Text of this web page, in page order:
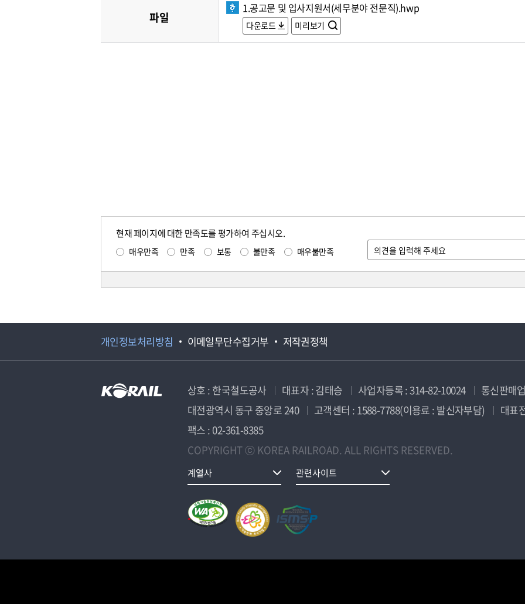
파일
1.공고문 및 입사지원서(세무분야 전문직).hwp
다운로드 미리보기
현재 페이지에 대한 만족도를 평가하여 주십시오.
매우만족 만족 보통 불만족 매우불만족
개인정보처리방침 이메일무단수집거부 저작권정책
상호 : 한국철도공사 대표자 : 김태승 사업자등록 : 314-82-10024
통신판매
대전광역시 동구 중앙로 240
고객센터 : 1588-7788(이용료 : 발신자부담)
대표
팩스 : 02-361-8385
COPYRIGHT ⓒ KOREA RAILROAD. ALL RIGHTS RESERVED.
계열사 관련사이트